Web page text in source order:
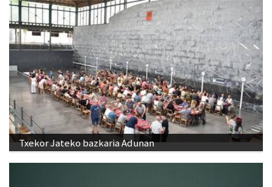
Txekor Jateko bazkaria Adunan